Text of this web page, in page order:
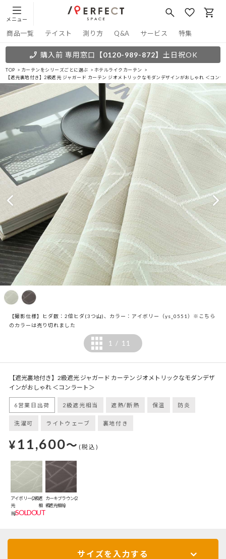
メニュー
商品一覧 テイスト 測り方 Q&A サービス 特集
購入前 専用窓口 【0120-989-872】 土日祝OK
TOP カーテンをシリーズごとに選ぶ
ホテルライクカーテン
【遮光裏地付き】2級遮光 ジャガード カーテン ジオメトリックなモダンデザインがおしゃれ ＜コンラ
【撮影仕様】ヒダ数：2倍ヒダ(3つ山)、カラー：アイボリー（ys_0551）※こちら
のカラーは売り切れました
1 / 11
【遮光裏地付き】2級遮光 ジャガード カーテン ジオメトリックなモダンデザ
インがおしゃれ ＜コンラート＞
6営業日出荷 2級遮光相当 遮熱/断熱 保温 防炎
洗濯可 ライトウェーブ 裏地付き
¥11,600～ (税込)
アイボリー(2級遮
光相
当)SOLDOUT
カーキブラウン(2
級遮光相当)
サイズを入力する